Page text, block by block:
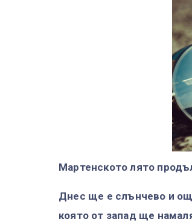
Мартенското лято
Днес ще е слънчево и
която от запад ще